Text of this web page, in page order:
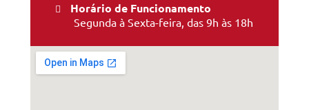
Horário de Funcionamento
Segunda à Sexta-feira, das 9h às 18h